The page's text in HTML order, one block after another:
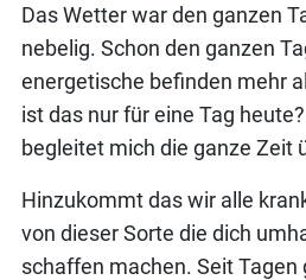
Das Wetter war den ganzen
nebelig. Schon den ganzen
energetische befinden mehr
ist das nur für eine Tag
begleitet mich die ganze Zeit
Hinzukommt das wir alle
von dieser Sorte die dich
schaffen machen. Seit Tagen